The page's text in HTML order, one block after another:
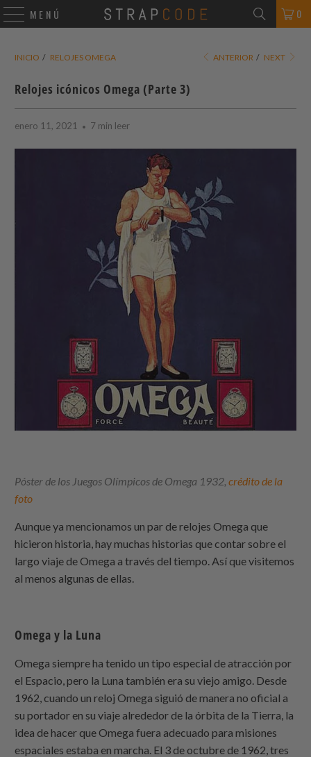
MENÚ 0
INICIO / RELOJES OMEGA ANTERIOR / NEXT
Relojes icónicos Omega (Parte 3)
enero 11, 2021 7 min leer
Póster de los Juegos Olímpicos de Omega 1932, crédito de la
foto
Aunque ya mencionamos un par de relojes Omega que
hicieron historia, hay muchas historias que contar sobre el
largo viaje de Omega a través del tiempo. Así que visitemos
al menos algunas de ellas.
Omega y la Luna
Omega siempre ha tenido un tipo especial de atracción por
el Espacio, pero la Luna también era su viejo amigo. Desde
1962, cuando un reloj Omega siguió de manera no oficial a
su portador en su viaje alrededor de la órbita de la Tierra, la
idea de hacer que Omega fuera adecuado para misiones
espaciales estaba en marcha. El 3 de octubre de 1962, tres